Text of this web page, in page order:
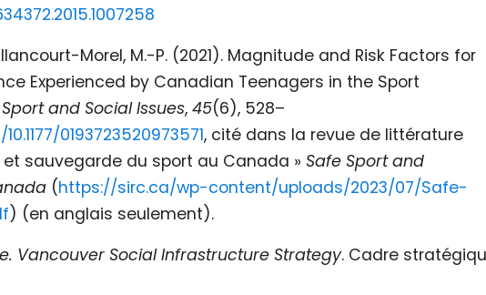
Morel, M.-P. (2021). Magnitude and Risk Factors for
Experienced by Canadian Teenagers in the Sport
and Social Issues, 45(6), 528–
0193723520973571, cité dans la revue de littérature
et sauvegarde du sport au Canada » Safe Sport and
(https://sirc.ca/wp-content/uploads/2023/07/Safe-
) (en anglais seulement).
Vancouver Social Infrastructure Strategy. Cadre